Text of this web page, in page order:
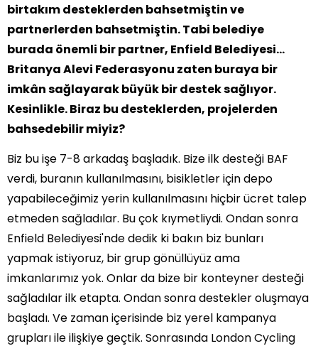
birtakım desteklerden bahsetmiştin ve
partnerlerden bahsetmiştin. Tabi belediye
burada önemli bir partner, Enfield Belediyesi…
Britanya Alevi Federasyonu zaten buraya bir
imkân sağlayarak büyük bir destek sağlıyor.
Kesinlikle. Biraz bu desteklerden, projelerden
bahsedebilir miyiz?
Biz bu işe 7-8 arkadaş başladık. Bize ilk desteği BAF
verdi, buranın kullanılmasını, bisikletler için depo
yapabileceğimiz yerin kullanılmasını hiçbir ücret talep
etmeden sağladılar. Bu çok kıymetliydi. Ondan sonra
Enfield Belediyesi'nde dedik ki bakın biz bunları
yapmak istiyoruz, bir grup gönüllüyüz ama
imkanlarımız yok. Onlar da bize bir konteyner desteği
sağladılar ilk etapta. Ondan sonra destekler oluşmaya
başladı. Ve zaman içerisinde biz yerel kampanya
grupları ile ilişkiye geçtik. Sonrasında London Cycling